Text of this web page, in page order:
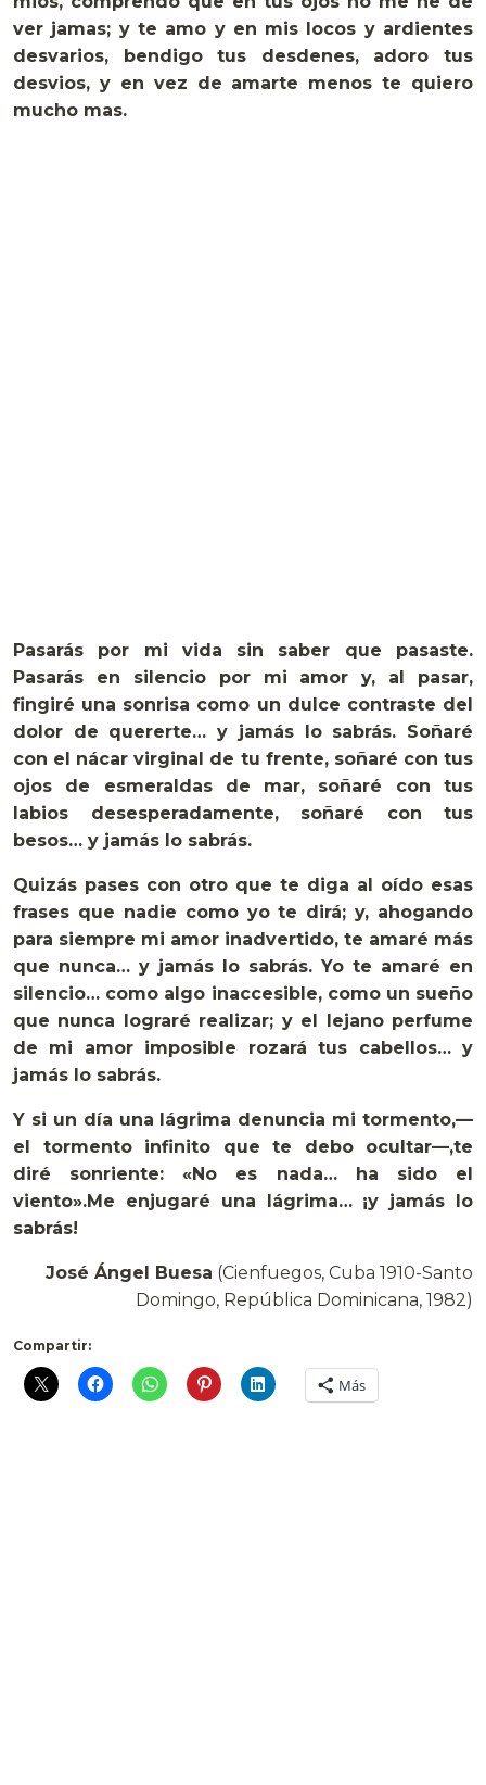
ver jamas; y te amo y en mis locos y ardientes
desvarios, bendigo tus desdenes, adoro tus
desvios, y en vez de amarte menos te quiero
mucho mas.
Pasarás por mi vida sin saber que pasaste.
Pasarás en silencio por mi amor y, al pasar,
fingiré una sonrisa como un dulce contraste del
dolor de quererte… y jamás lo sabrás. Soñaré
con el nácar virginal de tu frente, soñaré con tus
ojos de esmeraldas de mar, soñaré con tus
labios desesperadamente, soñaré con tus
besos… y jamás lo sabrás.
Quizás pases con otro que te diga al oído esas
frases que nadie como yo te dirá; y, ahogando
para siempre mi amor inadvertido, te amaré más
que nunca… y jamás lo sabrás. Yo te amaré en
silencio… como algo inaccesible, como un sueño
que nunca lograré realizar; y el lejano perfume
de mi amor imposible rozará tus cabellos… y
jamás lo sabrás.
Y si un día una lágrima denuncia mi tormento,—
el tormento infinito que te debo ocultar—,te
diré sonriente: «No es nada… ha sido el
viento».Me enjugaré una lágrima… ¡y jamás lo
sabrás!
José Ángel Buesa (Cienfuegos, Cuba 1910-Santo
Domingo, República Dominicana, 1982)
Compartir:
Más